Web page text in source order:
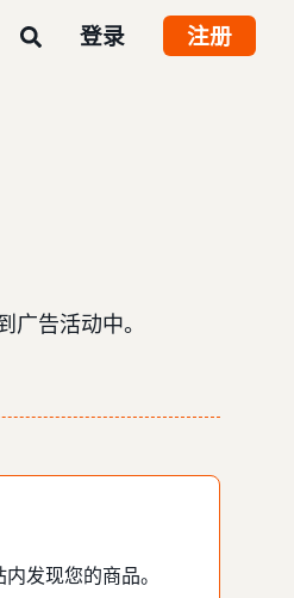
登录 注册
告活动中。
发现您的商品。